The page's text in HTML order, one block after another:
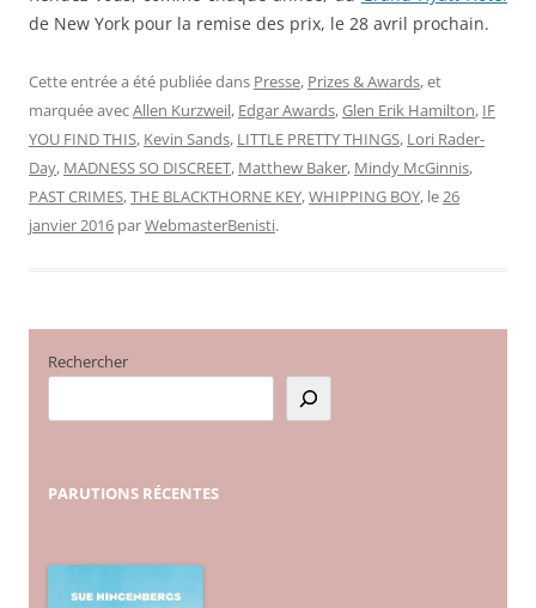
de New York pour la remise des prix, le 28 avril prochain.
Cette entrée a été publiée dans Presse, Prizes & Awards, et
marquée avecAllen Kurzweil, Edgar Awards,Glen Erik Hamilton, IF
YOU FIND THIS, Kevin Sands, LITTLE PRETTY THINGS, Lori Rader-
Day, MADNESS SO DISCREET, Matthew Baker, Mindy McGinnis,
PAST CRIMES,THE BLACKTHORNE KEY,WHIPPING BOY, le26
janvier 2016 parWebmasterBenisti.
Rechercher
PARUTIONS RÉCENTES